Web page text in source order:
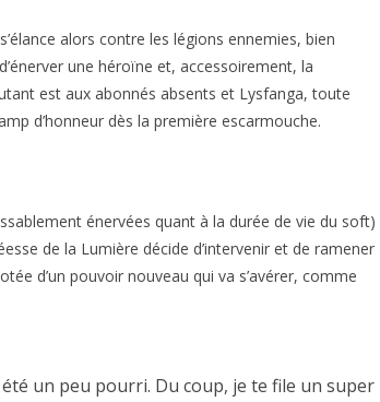
alors contre les légions ennemies, bien
une héroïne et, accessoirement, la
est aux abonnés absents et Lysfanga, toute
d’honneur dès la première escarmouche.
énervées quant à la durée de vie du soft)
de la Lumière décide d’intervenir et de ramener
d’un pouvoir nouveau qui va s’avérer, comme
un peu pourri. Du coup, je te file un super